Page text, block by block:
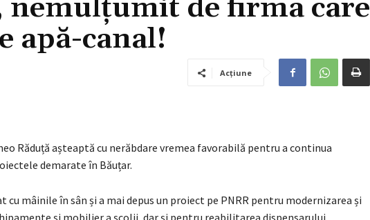
de firma care
apă-canal!
Acțiune
Răduță așteaptă cu nerăbdare vremea favorabilă pentru a continua
demarate în Băuțar.
cu mâinile în sân și a mai depus un proiect pe PNRR pentru modernizarea și
și mobilier a școlii, dar și pentru reabilitarea dispensarului